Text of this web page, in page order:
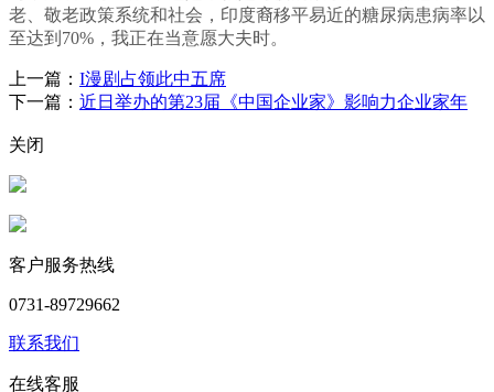
老、敬老政策系统和社会，印度裔移平易近的糖尿病患病率以
至达到70%，我正在当意愿大夫时。
上一篇： I漫剧占领此中五席
下一篇： 近日举办的第23届《中国企业家》影响力企业家年
关闭
客户服务热线
0731-89729662
联系我们
在线客服